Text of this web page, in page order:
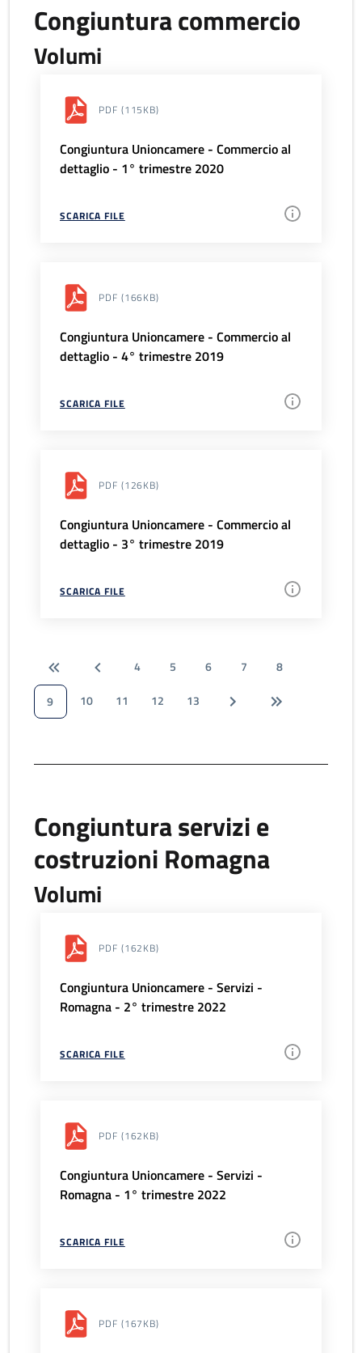
Congiuntura commercio
Volumi
PDF (115KB)
Congiuntura Unioncamere - Commercio al
dettaglio - 1° trimestre 2020
SCARICA FILE
PDF (166KB)
Congiuntura Unioncamere - Commercio al
dettaglio - 4° trimestre 2019
SCARICA FILE
PDF (126KB)
Congiuntura Unioncamere - Commercio al
dettaglio - 3° trimestre 2019
SCARICA FILE
4 5 6 7
8
9
10 11 12 13
Congiuntura servizi e
costruzioni Romagna
Volumi
PDF (162KB)
Congiuntura Unioncamere - Servizi -
Romagna - 2° trimestre 2022
SCARICA FILE
PDF (162KB)
Congiuntura Unioncamere - Servizi -
Romagna - 1° trimestre 2022
SCARICA FILE
PDF (167KB)